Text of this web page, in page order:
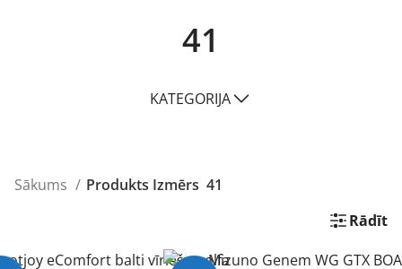
41
KATEGORIJA
Sākums Produkts Izmērs 41
Rādīt